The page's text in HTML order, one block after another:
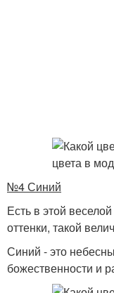
№4 Синий
Есть в этой
оттенки, такой
Синий - это
божественности и